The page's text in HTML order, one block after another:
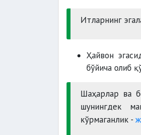
Итларнинг
Ҳайвон
бўйича олиб
Шаҳарлар ва
шунингдек
кўрмаганлик -